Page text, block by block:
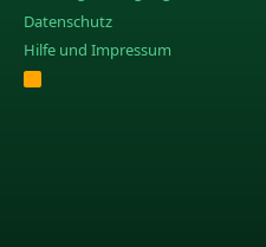
Datenschutz
Hilfe und Impressum
R